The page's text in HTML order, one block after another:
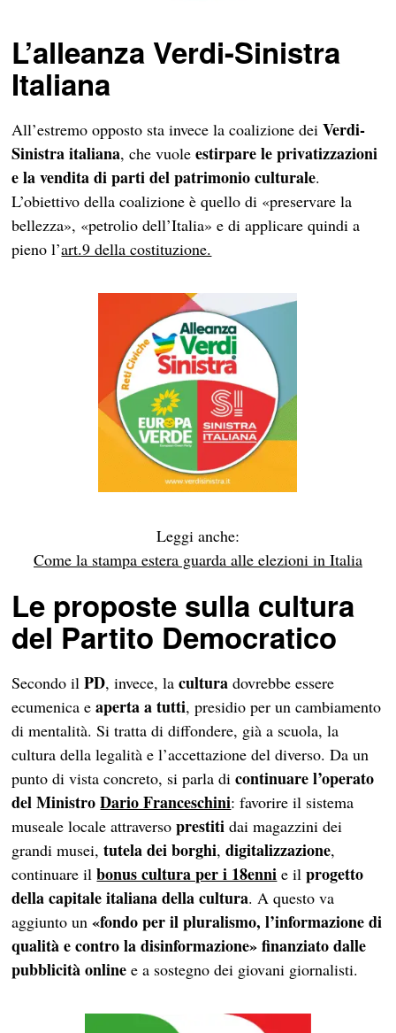
L’alleanza Verdi-Sinistra
Italiana
All’estremo opposto sta invece la coalizione deiVerdi-
Sinistra italiana, che vuoleestirpare le privatizzazioni
e la vendita di parti del patrimonio culturale.
L’obiettivo della coalizione è quello di «preservare la
bellezza», «petrolio dell’Italia» e di applicare quindi a
pieno l’art.9 della costituzione.
Leggi anche:
Come la stampa estera guarda alle elezioni in Italia
Le proposte sulla cultura
del Partito Democratico
Secondo ilPD, invece, laculturadovrebbe essere
ecumenica eaperta a tutti, presidio per un cambiamento
di mentalità. Si tratta di diffondere, già a scuola, la
cultura della legalità e l’accettazione del diverso. Da un
punto di vista concreto, si parla dicontinuare l’operato
del MinistroDario Franceschini: favorire il sistema
museale locale attraversoprestitidai magazzini dei
grandi musei,tutela dei borghi,digitalizzazione,
continuare ilbonus cultura per i 18enni e ilprogetto
della capitale italiana della cultura. A questo va
aggiunto un«fondo per il pluralismo, l’informazione di
qualità e contro la disinformazione» finanziato dalle
pubblicità online e a sostegno dei giovani giornalisti.